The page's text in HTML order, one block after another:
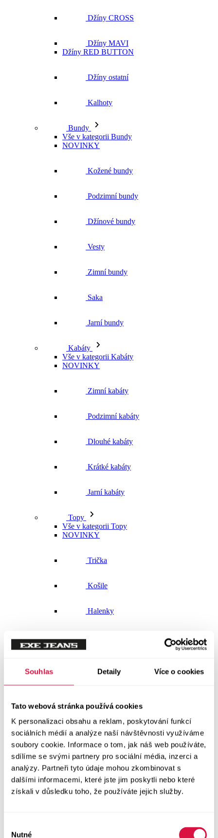
Souhlas Detaily Více o cookies
Tato webová stránka používá cookies
K personalizaci obsahu a reklam, poskytování funkcí
sociálních médií a analýze naší návštěvnosti využíváme
soubory cookie. Informace o tom, jak náš web používáte,
sdílíme se svými partnery pro sociální média, inzerci a
analýzy. Partneři tyto údaje mohou zkombinovat s
dalšími informacemi, které jste jim poskytli nebo které
získali v důsledku toho, že používáte jejich služby.
Nutné
Džíny CROSS
Džíny MAVI
Džíny RED BUTTON
Džíny ostatní
Kalhoty
Bundy
Vše v kategorii Bundy
NOVINKY
Kožené bundy
Podzimní bundy
Džínové bundy
Vesty
Zimní bundy
Saka
Jarní bundy
Kabáty
Vše v kategorii Kabáty
NOVINKY
Zimní kabáty
Podzimní kabáty
Dlouhé kabáty
Krátké kabáty
Jarní kabáty
Topy
Vše v kategorii Topy
NOVINKY
Trička
Košile
Halenky
Vše v kategorii Svetry a mikiny
Mikiny
Svetry
Šaty a sukně
Vše v kategorii Šaty a sukně
NOVINKY
Letní šaty